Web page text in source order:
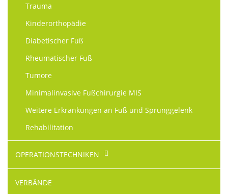
Trauma
Kinderorthopädie
Diabetischer Fuß
Rheumatischer Fuß
Tumore
Minimalinvasive Fußchirurgie MIS
Weitere Erkrankungen an Fuß und Sprunggelenk
Rehabilitation
OPERATIONS­TECHNIKEN
VERBÄNDE